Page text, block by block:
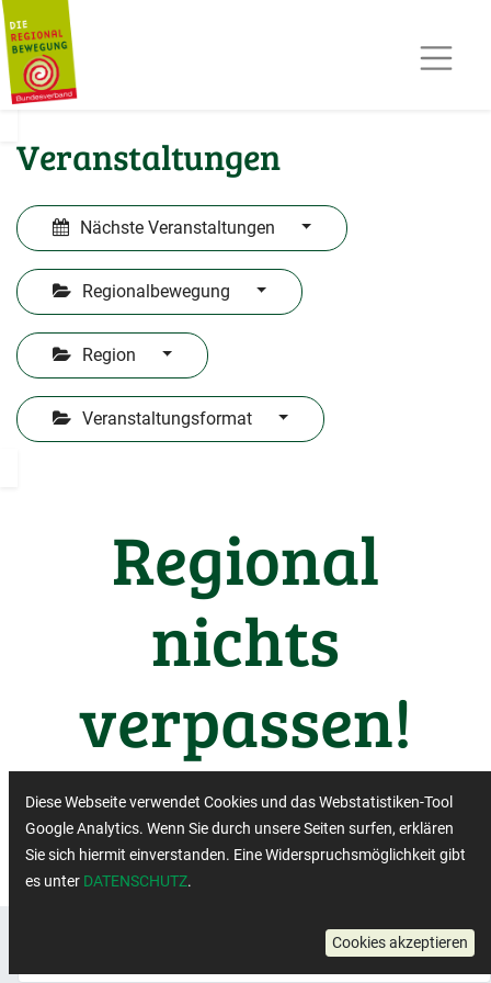
MITGLIED WERDEN
Veranstaltungen
Nächste Veranstaltungen
Regionalbewegung
Region
Veranstaltungsformat
Regional
nichts
verpassen!
Wichtige Termine aus der
Regiobranche
Regionalbewegung: Regionalbewegung lädt
×
Diese Webseite verwendet Cookies und das Webstatistiken-Tool
Google Analytics. Wenn Sie durch unsere Seiten surfen, erklären
Sie sich hiermit einverstanden. Eine Widerspruchsmöglichkeit gibt
es unter DATENSCHUTZ.
Cookies akzeptieren